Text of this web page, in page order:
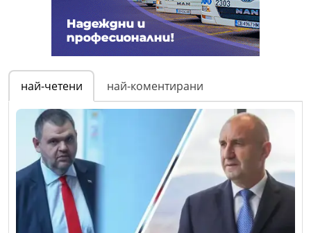
най-четени най-коментирани